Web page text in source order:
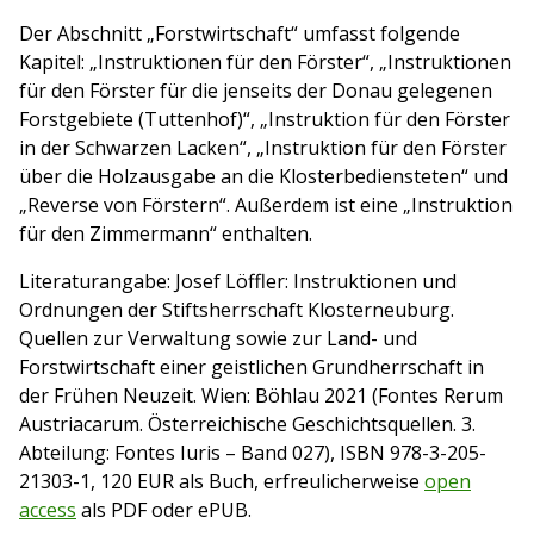
Der Abschnitt „Forstwirtschaft“ umfasst folgende
Kapitel: „Instruktionen für den Förster“, „Instruktionen
für den Förster für die jenseits der Donau gelegenen
Forstgebiete (Tuttenhof)“, „Instruktion für den Förster
in der Schwarzen Lacken“, „Instruktion für den Förster
über die Holzausgabe an die Klosterbediensteten“ und
„Reverse von Förstern“. Außerdem ist eine „Instruktion
für den Zimmermann“ enthalten.
Literaturangabe: Josef Löffler: Instruktionen und
Ordnungen der Stiftsherrschaft Klosterneuburg.
Quellen zur Verwaltung sowie zur Land- und
Forstwirtschaft einer geistlichen Grundherrschaft in
der Frühen Neuzeit. Wien: Böhlau 2021 (Fontes Rerum
Austriacarum. Österreichische Geschichtsquellen. 3.
Abteilung: Fontes Iuris – Band 027), ISBN 978-3-205-
21303-1, 120 EUR als Buch, erfreulicherweise open
access als PDF oder ePUB.